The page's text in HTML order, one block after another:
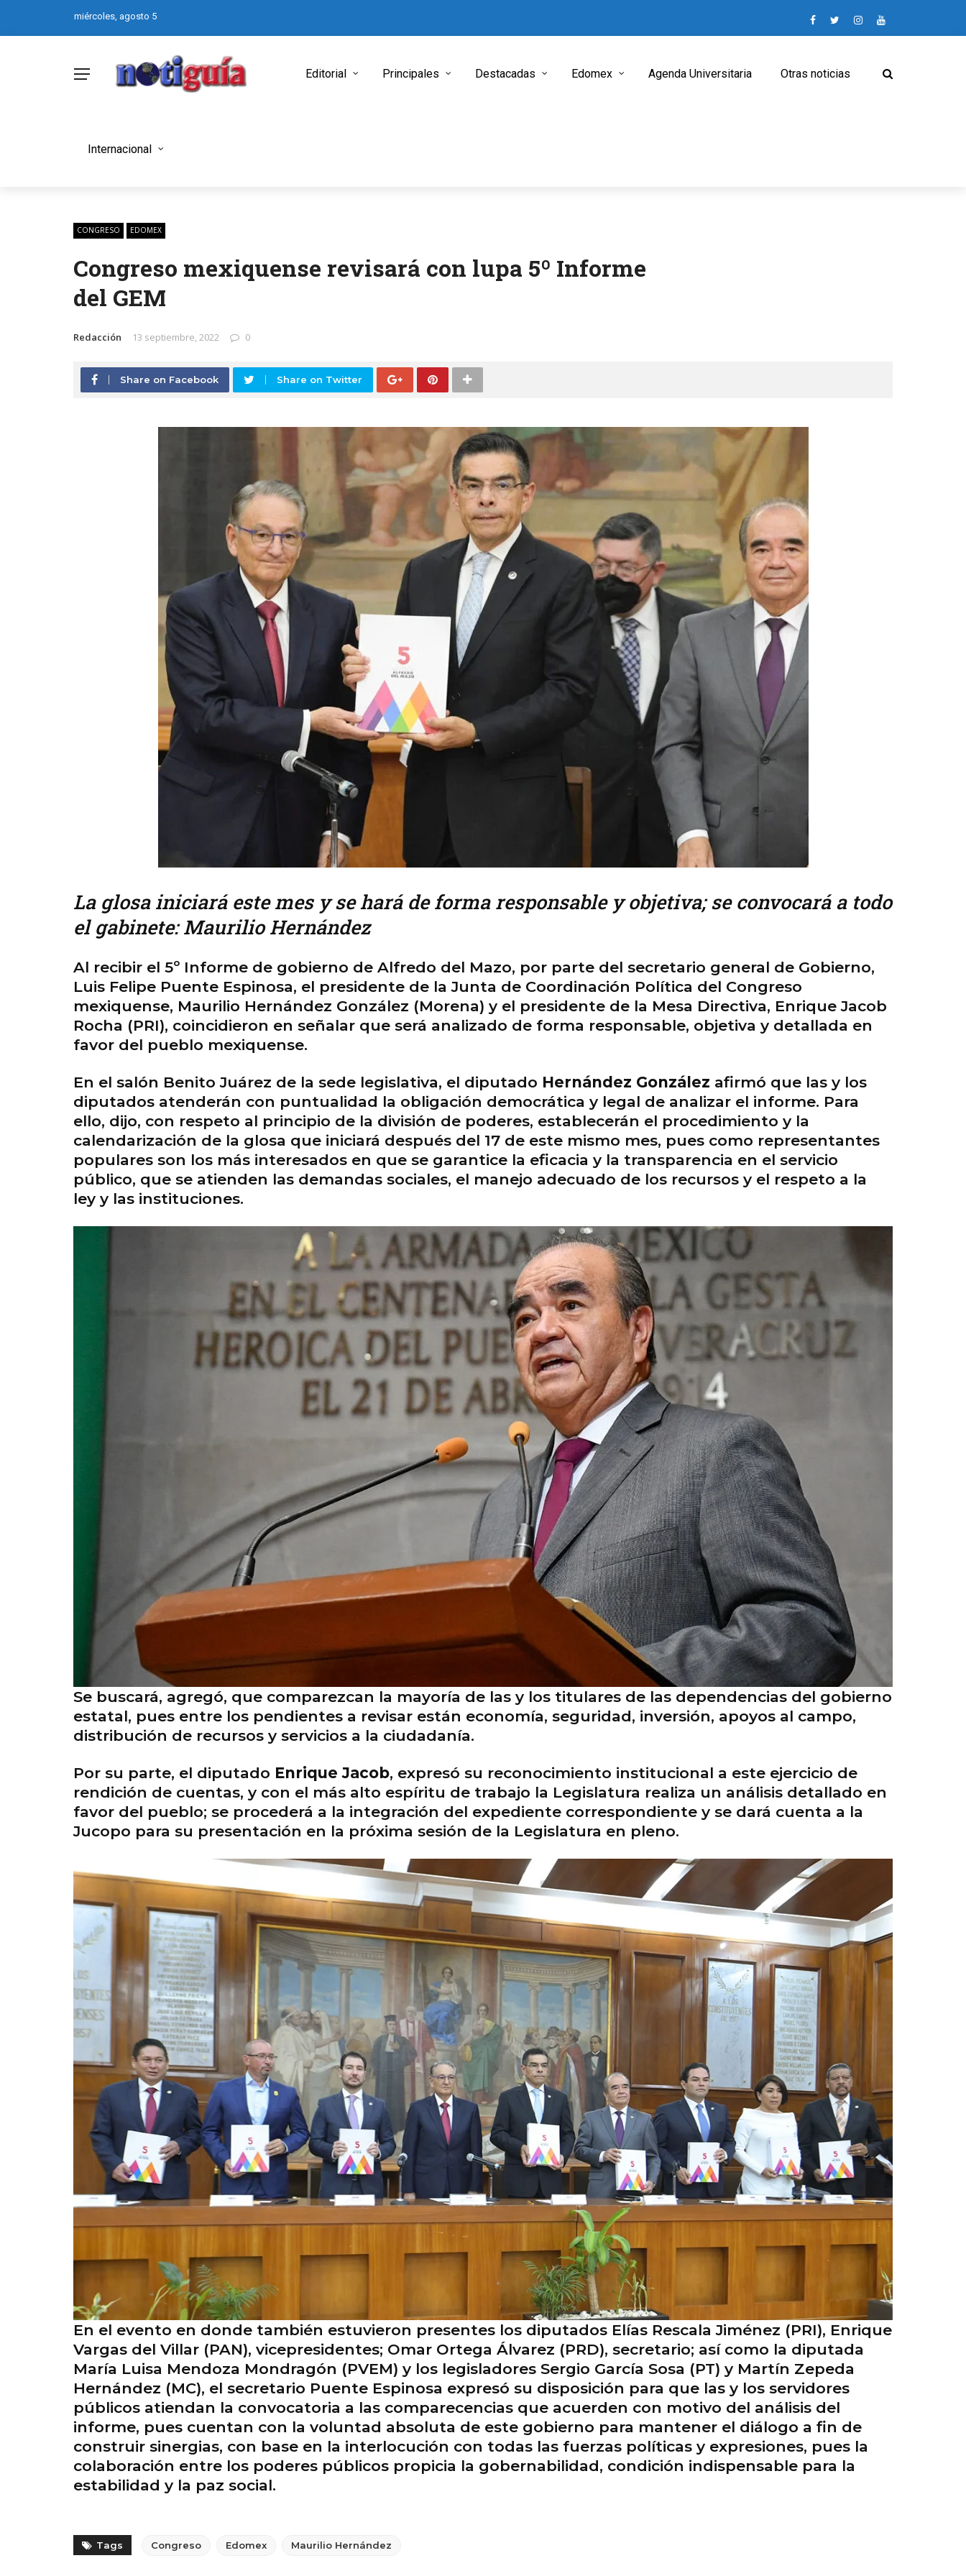
miércoles, agosto 5
Editorial Principales Destacadas Edomex Agenda Universitaria Otras noticias
Internacional
CONGRESO EDOMEX
Congreso mexiquense revisará con lupa 5º Informe
del GEM
Redacción 13 septiembre, 2022 0
Share on Facebook Share on Twitter
La glosa iniciará este mes y se hará de forma responsable y objetiva; se convocará a todo
el gabinete: Maurilio Hernández
Al recibir el 5º Informe de gobierno de Alfredo del Mazo, por parte del secretario general de Gobierno,
Luis Felipe Puente Espinosa, el presidente de la Junta de Coordinación Política del Congreso
mexiquense, Maurilio Hernández González (Morena) y el presidente de la Mesa Directiva, Enrique Jacob
Rocha (PRI), coincidieron en señalar que será analizado de forma responsable, objetiva y detallada en
favor del pueblo mexiquense.
En el salón Benito Juárez de la sede legislativa, el diputado Hernández González afirmó que las y los
diputados atenderán con puntualidad la obligación democrática y legal de analizar el informe. Para
ello, dijo, con respeto al principio de la división de poderes, establecerán el procedimiento y la
calendarización de la glosa que iniciará después del 17 de este mismo mes, pues como representantes
populares son los más interesados en que se garantice la eficacia y la transparencia en el servicio
público, que se atienden las demandas sociales, el manejo adecuado de los recursos y el respeto a la
ley y las instituciones.
Se buscará, agregó, que comparezcan la mayoría de las y los titulares de las dependencias del gobierno
estatal, pues entre los pendientes a revisar están economía, seguridad, inversión, apoyos al campo,
distribución de recursos y servicios a la ciudadanía.
Por su parte, el diputado Enrique Jacob, expresó su reconocimiento institucional a este ejercicio de
rendición de cuentas, y con el más alto espíritu de trabajo la Legislatura realiza un análisis detallado en
favor del pueblo; se procederá a la integración del expediente correspondiente y se dará cuenta a la
Jucopo para su presentación en la próxima sesión de la Legislatura en pleno.
En el evento en donde también estuvieron presentes los diputados Elías Rescala Jiménez (PRI), Enrique
Vargas del Villar (PAN), vicepresidentes; Omar Ortega Álvarez (PRD), secretario; así como la diputada
María Luisa Mendoza Mondragón (PVEM) y los legisladores Sergio García Sosa (PT) y Martín Zepeda
Hernández (MC), el secretario Puente Espinosa expresó su disposición para que las y los servidores
públicos atiendan la convocatoria a las comparecencias que acuerden con motivo del análisis del
informe, pues cuentan con la voluntad absoluta de este gobierno para mantener el diálogo a fin de
construir sinergias, con base en la interlocución con todas las fuerzas políticas y expresiones, pues la
colaboración entre los poderes públicos propicia la gobernabilidad, condición indispensable para la
estabilidad y la paz social.
Tags Congreso Edomex Maurilio Hernández